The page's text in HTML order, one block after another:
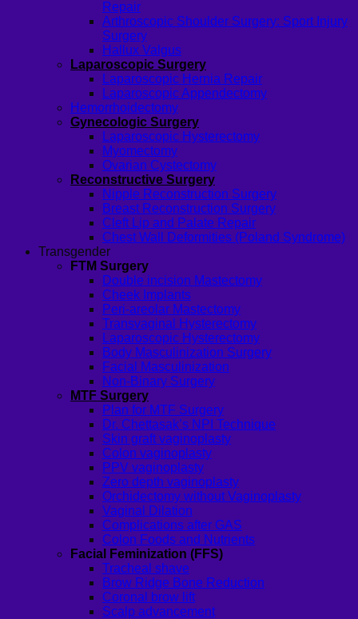
Repair
Arthroscopic Shoulder Surgery: Sport Injury
Surgery
Hallux Valgus
Laparoscopic Surgery
Laparoscopic Hernia Repair
Laparoscopic Appendectomy
Hemorrhoidectomy
Gynecologic Surgery
Laparoscopic Hysterectomy
Myomectomy
Ovarian Cystectomy
Reconstructive Surgery
Nipple Reconstruction Surgery
Breast Reconstruction Surgery
Cleft Lip and Palate Repair
Chest Wall Deformities (Poland Syndrome)
Transgender
FTM Surgery
Double incision Mastectomy
Cheek Implants
Peri-areolar Mastectomy
Transvaginal Hysterectomy
Laparoscopic Hysterectomy
Body Masculinization Surgery
Facial Masculinization
Non-Binary Surgery
MTF Surgery
Plan for MTF Surgery
Dr. Chettasak’s NPI Technique
Skin graft vaginoplasty
Colon vaginoplasty
PPV vaginoplasty
Zero depth vaginoplasty
Orchidectomy without Vaginoplasty
Vaginal Dilation
Complications after GAS
Colon Foods and Nutrients
Facial Feminization (FFS)
Tracheal shave
Brow Ridge Bone Reduction
Coronal brow lift
Scalp advancement